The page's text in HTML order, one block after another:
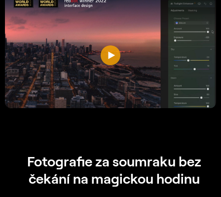
Fotografie za soumraku bez
čekání na magickou hodinu